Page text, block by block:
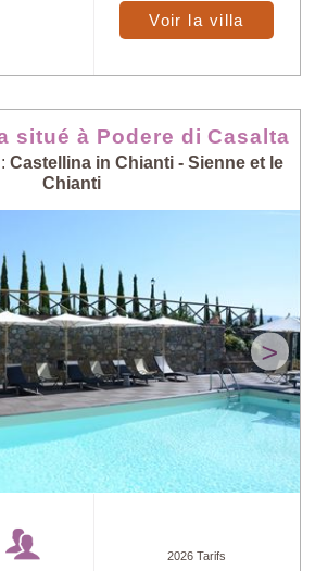
Voir la villa
situé à Podere di Casalta
Castellina in Chianti - Sienne et le
Chianti
>
2026 Tarifs